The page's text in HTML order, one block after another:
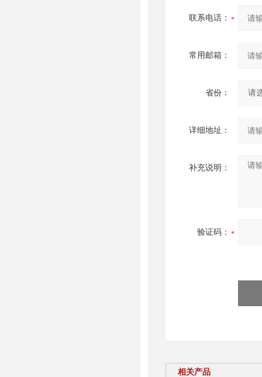
联系电话：
常用邮箱：
省份：
详细地址：
补充说明：
验证码：
相关产品